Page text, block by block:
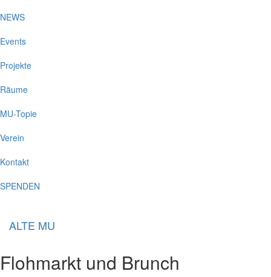
NEWS
Events
Projekte
Räume
MU-Topie
Verein
Kontakt
SPENDEN
ALTE MU
Flohmarkt und Brunch